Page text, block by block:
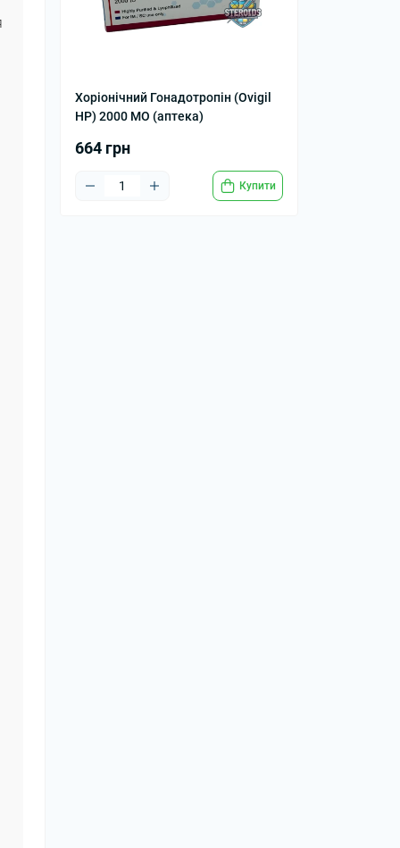
Хоріонічний Гонадотропін (Ovigil
HP) 2000 МО (аптека)
664 грн
Купити